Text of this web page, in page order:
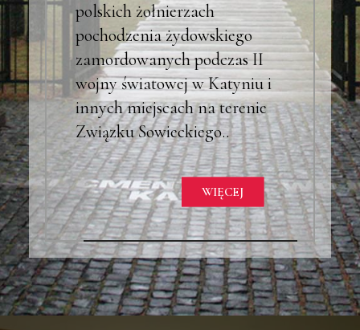
polskich żołnierzach
pochodzenia żydowskiego
zamordowanych podczas II
wojny światowej w Katyniu i
innych miejscach na terenie
Związku Sowieckiego..
WIĘCEJ